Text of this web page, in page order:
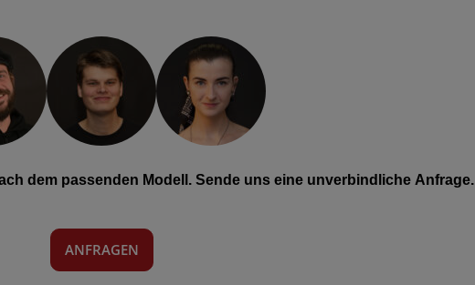
dem passenden Modell. Sende uns eine unverbindliche Anfrage.
ANFRAGEN